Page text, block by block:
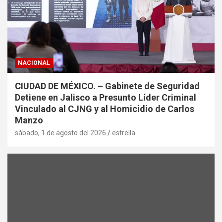
NACIONAL
CIUDAD DE MÉXICO. – Gabinete de Seguridad
Detiene en Jalisco a Presunto Líder Criminal
Vinculado al CJNG y al Homicidio de Carlos
Manzo
sábado, 1 de agosto del 2026 estrella